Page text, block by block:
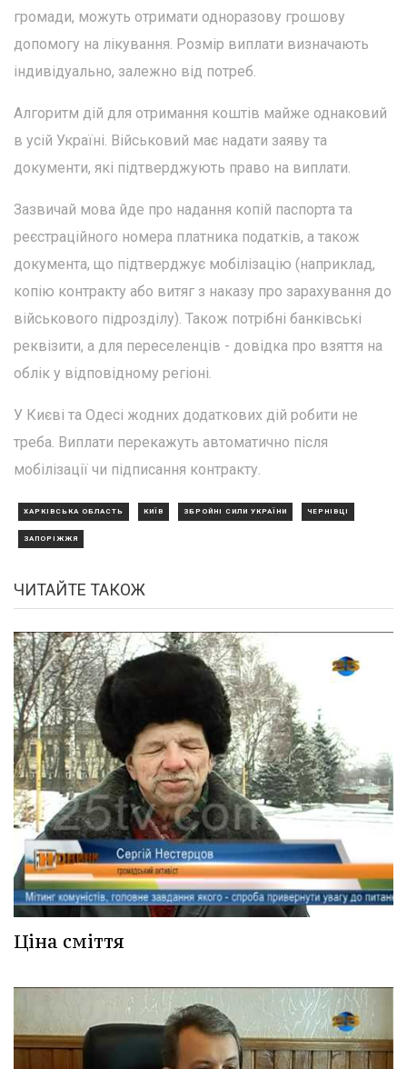
громади, можуть отримати одноразову грошову
допомогу на лікування. Розмір виплати визначають
індивідуально, залежно від потреб.
Алгоритм дій для отримання коштів майже однаковий
в усій Україні. Військовий має надати заяву та
документи, які підтверджують право на виплати.
Зазвичай мова йде про надання копій паспорта та
реєстраційного номера платника податків, а також
документа, що підтверджує мобілізацію (наприклад,
копію контракту або витяг з наказу про зарахування до
військового підрозділу). Також потрібні банківські
реквізити, а для переселенців - довідка про взяття на
облік у відповідному регіоні.
У Києві та Одесі жодних додаткових дій робити не
треба. Виплати перекажуть автоматично після
мобілізації чи підписання контракту.
ХАРКІВСЬКА ОБЛАСТЬ КИЇВ ЗБРОЙНІ СИЛИ УКРАЇНИ ЧЕРНІВЦІ
ЗАПОРІЖЖЯ
ЧИТАЙТЕ ТАКОЖ
Ціна сміття